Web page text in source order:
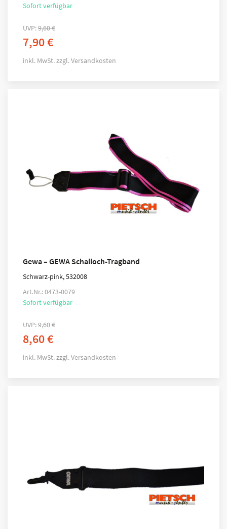
Sofort verfügbar
UVP:9,60€
7,90€
inkl. MwSt. zzgl.Versandkosten
Gewa – GEWA Schalloch-Tragband
Schwarz-pink, 532008
Art.Nr.: 0473-0079
Sofort verfügbar
UVP:9,60€
8,60€
inkl. MwSt.zzgl.Versandkosten